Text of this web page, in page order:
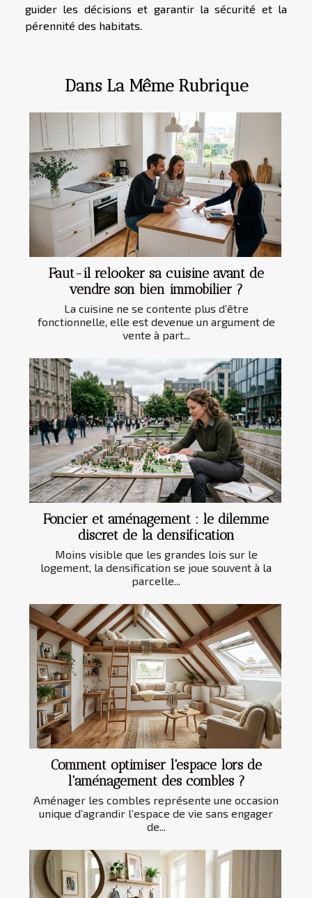
guider les décisions et garantir la sécurité et la
pérennité des habitats.
Dans La Même Rubrique
Faut-il relooker sa cuisine avant de
vendre son bien immobilier ?
La cuisine ne se contente plus d’être
fonctionnelle, elle est devenue un argument de
vente à part...
Foncier et aménagement : le dilemme
discret de la densification
Moins visible que les grandes lois sur le
logement, la densification se joue souvent à la
parcelle...
Comment optimiser l'espace lors de
l'aménagement des combles ?
Aménager les combles représente une occasion
unique d’agrandir l’espace de vie sans engager
de...